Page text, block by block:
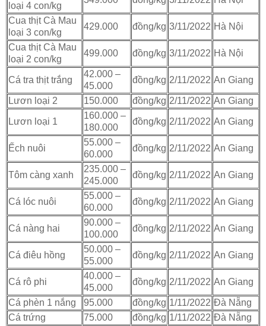
loại 4 con/kg
Cua thịt Cà Mau
loại 3 con/kg
429.000 đồng/kg 3/11/2022 Hà Nội
Cua thịt Cà Mau
loại 2 con/kg
499.000 đồng/kg 3/11/2022 Hà Nội
Cá tra thịt trắng
42.000 –
45.000
đồng/kg 2/11/2022 An Giang
Lươn loại 2 150.000 đồng/kg 2/11/2022 An Giang
Lươn loại 1
160.000 –
180.000
đồng/kg 2/11/2022 An Giang
Ếch nuôi
55.000 –
60.000
đồng/kg 2/11/2022 An Giang
Tôm càng xanh
235.000 –
245.000
đồng/kg 2/11/2022 An Giang
Cá lóc nuôi
55.000 –
60.000
đồng/kg 2/11/2022 An Giang
Cá nàng hai
90.000 –
100.000
đồng/kg 2/11/2022 An Giang
Cá điêu hồng
50.000 –
55.000
đồng/kg 2/11/2022 An Giang
Cá rô phi
40.000 –
45.000
đồng/kg 2/11/2022 An Giang
Cá phèn 1 nắng 95.000 đồng/kg 1/11/2022 Đà Nẵng
Cá trứng
75.000 đồng/kg 1/11/2022 Đà Nẵng